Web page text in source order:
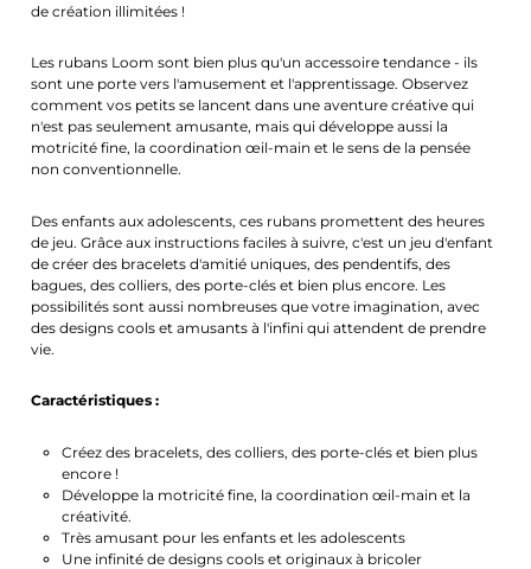
de création illimitées !
Les rubans Loom sont bien plus qu'un accessoire tendance - ils
sont une porte vers l'amusement et l'apprentissage. Observez
comment vos petits se lancent dans une aventure créative qui
n'est pas seulement amusante, mais qui développe aussi la
motricité fine, la coordination œil-main et le sens de la pensée
non conventionnelle.
Des enfants aux adolescents, ces rubans promettent des heures
de jeu. Grâce aux instructions faciles à suivre, c'est un jeu d'enfant
de créer des bracelets d'amitié uniques, des pendentifs, des
bagues, des colliers, des porte-clés et bien plus encore. Les
possibilités sont aussi nombreuses que votre imagination, avec
des designs cools et amusants à l'infini qui attendent de prendre
vie.
Caractéristiques :
Créez des bracelets, des colliers, des porte-clés et bien plus
encore !
Développe la motricité fine, la coordination œil-main et la
créativité.
Très amusant pour les enfants et les adolescents
Une infinité de designs cools et originaux à bricoler